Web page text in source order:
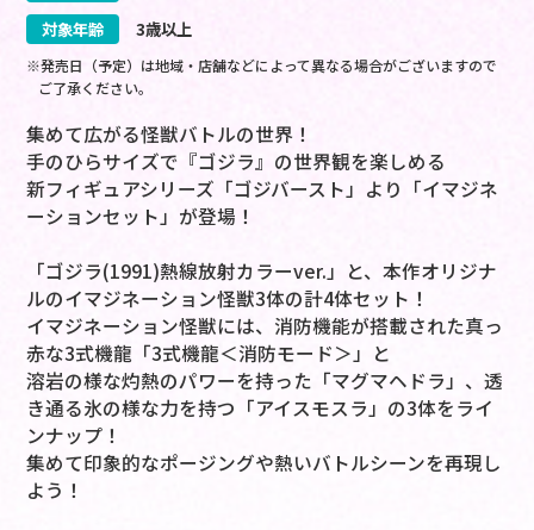
対象年齢
3歳以上
※発売日（予定）は地域・店舗などによって異なる場合がございますので
ご了承ください。
集めて広がる怪獣バトルの世界！
手のひらサイズで『ゴジラ』の世界観を楽しめる
新フィギュアシリーズ「ゴジバースト」より「イマジネ
ーションセット」が登場！
「ゴジラ(1991)熱線放射カラーver.」と、本作オリジナ
ルのイマジネーション怪獣3体の計4体セット！
イマジネーション怪獣には、消防機能が搭載された真っ
赤な3式機龍「3式機龍＜消防モード＞」と
溶岩の様な灼熱のパワーを持った「マグマヘドラ」、透
き通る氷の様な力を持つ「アイスモスラ」の3体をライ
ンナップ！
集めて印象的なポージングや熱いバトルシーンを再現し
よう！